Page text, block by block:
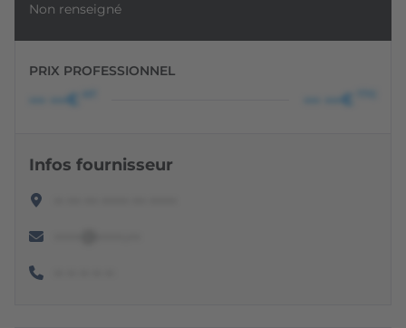
Non renseigné
PRIX PROFESSIONNEL
••• •••€ ••• •••€
Infos fournisseur